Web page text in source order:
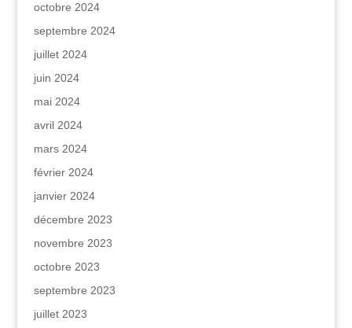
octobre 2024
septembre 2024
juillet 2024
juin 2024
mai 2024
avril 2024
mars 2024
février 2024
janvier 2024
décembre 2023
novembre 2023
octobre 2023
septembre 2023
juillet 2023